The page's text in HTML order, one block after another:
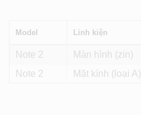
Model Linh kiện
Note 2 Màn hình (zin)
Note 2
Mặt kính (loại A)